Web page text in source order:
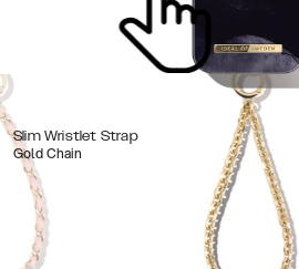
Slim Wristlet Strap
Gold Chain